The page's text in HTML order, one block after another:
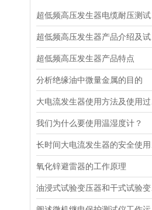
超低频高压发生器产品特点
分析绝缘油中微量金属的目的
我们为什么要使用温湿度计？
氧化锌避雷器的工作原理